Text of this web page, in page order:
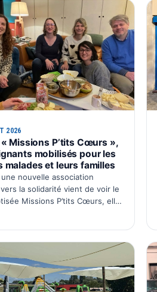
2026
Missions P’tits Cœurs »,
mobilisés pour les
malades et leurs familles
nouvelle association
la solidarité vient de voir le
Missions P’tits Cœurs, elle